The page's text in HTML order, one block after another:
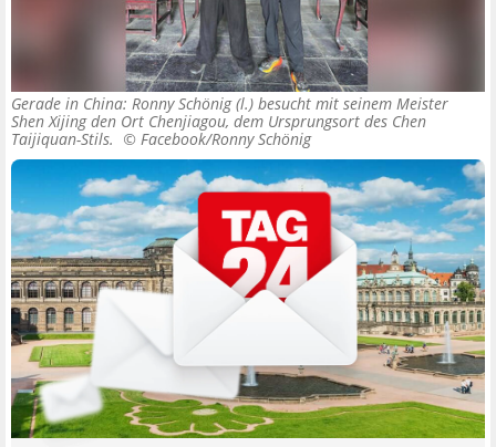
Gerade in China: Ronny Schönig (l.) besucht mit seinem Meister
Shen Xijing den Ort Chenjiagou, dem Ursprungsort des Chen
Taijiquan-Stils. © Facebook/Ronny Schönig